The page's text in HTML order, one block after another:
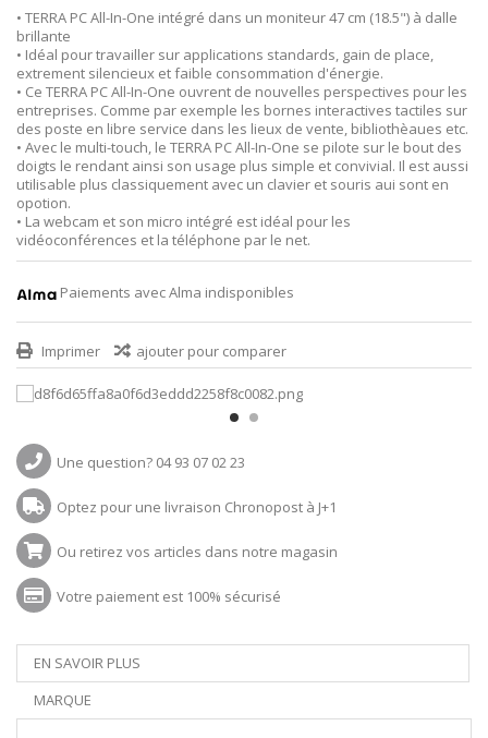
• TERRA PC All-In-One intégré dans un moniteur 47 cm (18.5") à dalle
brillante
• Idéal pour travailler sur applications standards, gain de place,
extrement silencieux et faible consommation d'énergie.
• Ce TERRA PC All-In-One ouvrent de nouvelles perspectives pour les
entreprises. Comme par exemple les bornes interactives tactiles sur
des poste en libre service dans les lieux de vente, bibliothèaues etc.
• Avec le multi-touch, le TERRA PC All-In-One se pilote sur le bout des
doigts le rendant ainsi son usage plus simple et convivial. Il est aussi
utilisable plus classiquement avec un clavier et souris aui sont en
opotion.
• La webcam et son micro intégré est idéal pour les
vidéoconférences et la téléphone par le net.
Paiements avec Alma indisponibles
Imprimer ajouter pour comparer
Une question? 04 93 07 02 23
Optez pour une livraison Chronopost à J+1
Ou retirez vos articles dans notre magasin
Votre paiement est 100% sécurisé
EN SAVOIR PLUS
MARQUE